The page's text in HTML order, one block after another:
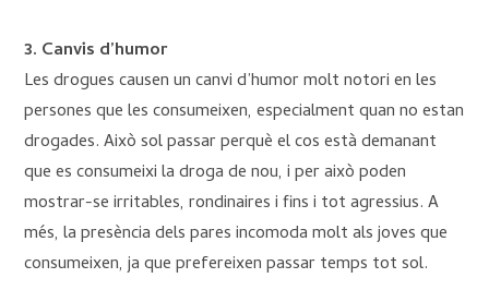
3. Canvis d’humor
Les drogues causen un canvi d’humor molt notori en les
persones que les consumeixen, especialment quan no estan
drogades. Això sol passar perquè el cos està demanant
que es consumeixi la droga de nou, i per això poden
mostrar-se irritables, rondinaires i fins i tot agressius. A
més, la presència dels pares incomoda molt als joves que
consumeixen, ja que prefereixen passar temps tot sol.